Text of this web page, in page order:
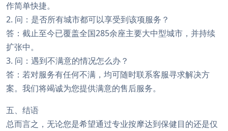
作简单快捷。
2. 问：是否所有城市都可以享受到该项服务？
答：截止至今已覆盖全国285余座主要大中型城市，并持续
扩张中。
3. 问：遇到不满意的情况怎么办？
答：若对服务有任何不满，均可随时联系客服寻求解决方
案。我们将竭诚为您提供满意的售后服务。
五、结语
总而言之，无论您是希望通过专业按摩达到保健目的还是仅